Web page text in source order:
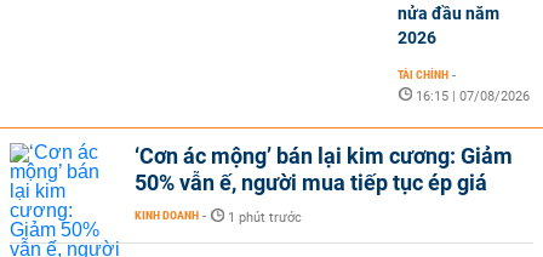
nửa đầu năm
2026
TÀI CHÍNH -
16:15 | 07/08/2026
‘Cơn ác mộng’ bán lại kim cương: Giảm
50% vẫn ế, người mua tiếp tục ép giá
KINH DOANH - 1 phút trước